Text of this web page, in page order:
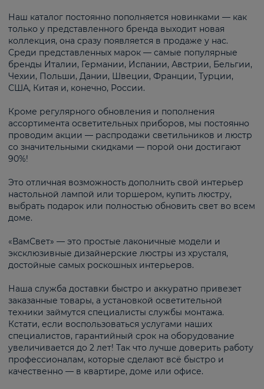
Наш каталог постоянно пополняется новинками — как
только у представленного бренда выходит новая
коллекция, она сразу появляется в продаже у нас.
Среди представленных марок — самые популярные
бренды Италии, Германии, Испании, Австрии, Бельгии,
Чехии, Польши, Дании, Швеции, Франции, Турции,
США, Китая и, конечно, России.
Кроме регулярного обновления и пополнения
ассортимента осветительных приборов, мы постоянно
проводим акции — распродажи светильников и люстр
со значительными скидками — порой они достигают
90%!
Это отличная возможность дополнить свой интерьер
настольной лампой или торшером, купить люстру,
выбрать подарок или полностью обновить свет во всем
доме.
«ВамСвет» — это простые лаконичные модели и
эксклюзивные дизайнерские люстры из хрусталя,
достойные самых роскошных интерьеров.
Наша служба доставки быстро и аккуратно привезет
заказанные товары, а установкой осветительной
техники займутся специалисты службы монтажа.
Кстати, если воспользоваться услугами наших
специалистов, гарантийный срок на оборудование
увеличивается до 2 лет! Так что лучше доверить работу
профессионалам, которые сделают всё быстро и
качественно — в квартире, доме или офисе.